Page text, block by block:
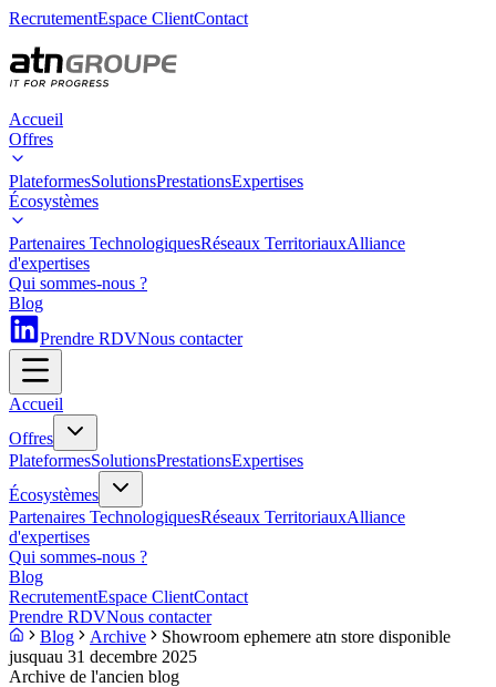
RecrutementEspace ClientContact
Accueil
Offres
PlateformesSolutionsPrestationsExpertises
Écosystèmes
Partenaires TechnologiquesRéseaux TerritoriauxAlliance
d'expertises
Qui sommes-nous ?
Blog
Prendre RDVNous contacter
Accueil
Offres
PlateformesSolutionsPrestationsExpertises
Écosystèmes
Partenaires TechnologiquesRéseaux TerritoriauxAlliance
d'expertises
Qui sommes-nous ?
Blog
RecrutementEspace ClientContact
Prendre RDVNous contacter
Blog
Archive
Showroom ephemere atn store disponible
jusquau 31 decembre 2025
Archive de l'ancien blog